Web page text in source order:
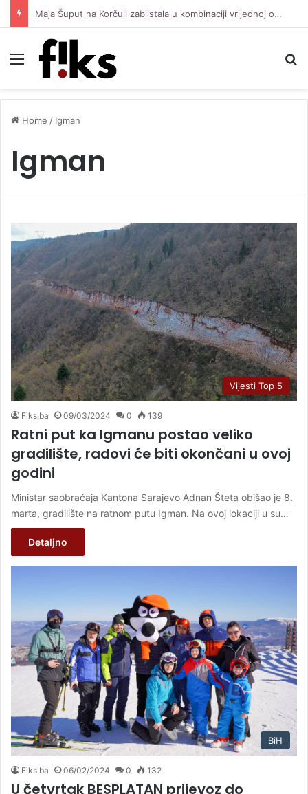
Maja Šuput na Korčuli zablistala u kombinaciji vrijednoj oko 3.500 eura
Menu
Home / Igman
Igman
Vijesti Top 5
Fiks.ba 09/03/2024 0 139
Ratni put ka Igmanu postao veliko
gradilište, radovi će biti okončani u ovoj
godini
Ministar saobraćaja Kantona Sarajevo Adnan Šteta obišao je 8.
marta, gradilište na ratnom putu Igman. Na ovoj lokaciji u su…
Detaljno
BiH
Fiks.ba 06/02/2024 0 132
U četvrtak BESPLATAN prijevoz do